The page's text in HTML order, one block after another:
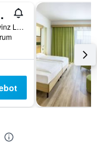
Sp65, 3, Ugento, Provinz Lecce, Italien